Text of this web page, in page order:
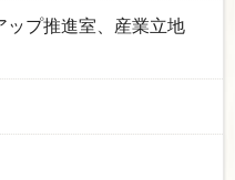
ップ推進室、産業立地